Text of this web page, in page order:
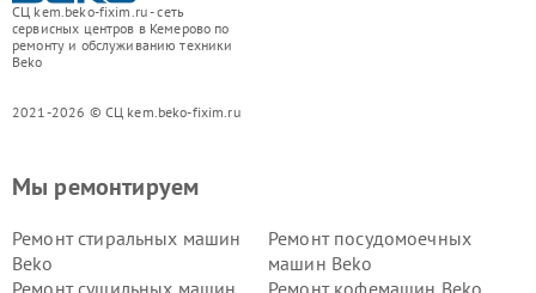
СЦ kem.beko-fixim.ru - сеть
сервисных центров в Кемерово по
ремонту и обслуживанию техники
Beko
2021-2026 © СЦ kem.beko-fixim.ru
Мы ремонтируем
Ремонт стиральных машин
Beko
Ремонт посудомоечных
машин Beko
Ремонт сушильных машин
Ремонт кофемашин Beko